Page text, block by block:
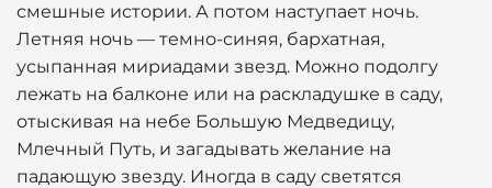
смешные истории. А потом наступает ночь.
Летняя ночь — темно-синяя, бархатная,
усыпанная мириадами звезд. Можно подолгу
лежать на балконе или на раскладушке в саду,
отыскивая на небе Большую Медведицу,
Млечный Путь, и загадывать желание на
падающую звезду. Иногда в саду светятся